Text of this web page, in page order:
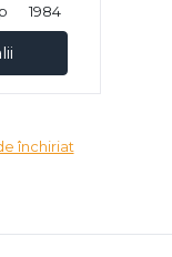
1984
închiriat